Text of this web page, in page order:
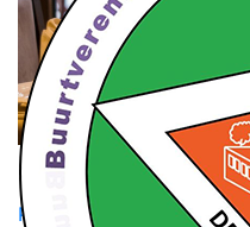
Laatste
Pubquiz 6 juni
Start